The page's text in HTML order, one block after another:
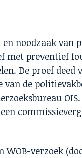
noodzaak van
met preventief
De proef deed
de
OIS.
WOB-verzoek (